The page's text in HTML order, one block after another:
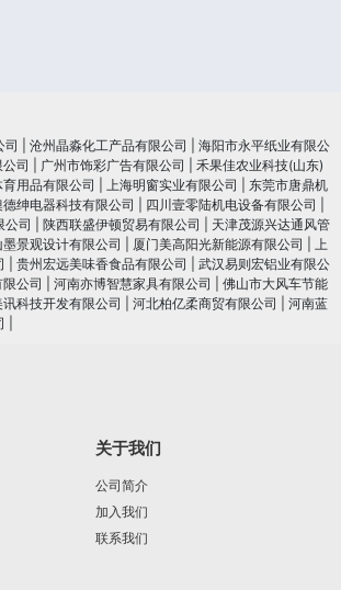
司 沧州晶淼化工产品有限公司
海阳市永平纸业有限公
司 广州市饰彩广告有限公司
禾果佳农业科技(山东)
用品有限公司 上海明窗实业有限公司
东莞市唐鼎机
德绅电器科技有限公司 四川壹零陆机电设备有限公司
公司
陕西联盛伊顿贸易有限公司
天津茂源兴达通风管
墨景观设计有限公司 厦门美高阳光新能源有限公司
上
贵州宏远美味香食品有限公司
武汉易则宏铝业有限公
公司 河南亦博智慧家具有限公司
佛山市大风车节能
科技开发有限公司 河北柏亿柔商贸有限公司
河南蓝
关于我们
公司简介
加入我们
联系我们